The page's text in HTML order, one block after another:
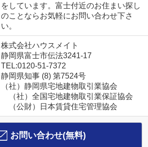
をしています。富士付近のお住まい探し
のことならお気軽にお問い合わせ下さ
い。
株式会社ハウスメイト
静岡県富士市伝法3241-17
TEL:0120-51-7372
静岡県知事 (8) 第7524号
（社）静岡県宅地建物取引業協会
（社）全国宅地建物取引業保証協会
（公財）日本賃貸住宅管理協会
お問い合わせ(無料)